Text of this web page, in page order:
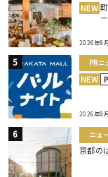
NEW
2026年8
PRニ
NEW
2026年8
ニュ
京都の